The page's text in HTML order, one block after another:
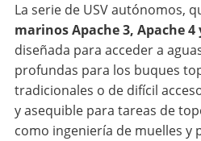
La serie de USV autónomos,
marinos Apache 3, Apache 4
diseñada para acceder a
profundas para los buques
tradicionales o de difícil
y asequible para tareas de
como ingeniería de muelles y